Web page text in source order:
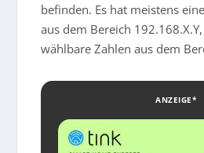
befinden. Es hat meistens
aus dem Bereich
wählbare Zahlen aus dem
ANZEIGE*